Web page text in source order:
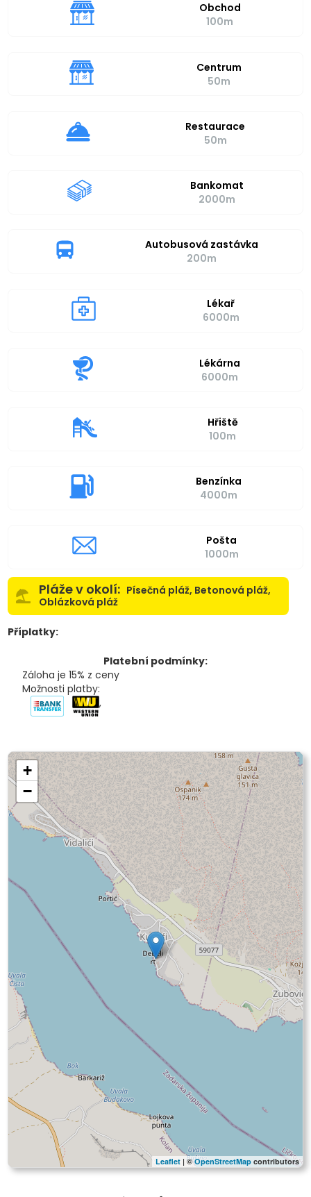
Obchod
100m
Centrum
50m
Restaurace
50m
Bankomat
2000m
Autobusová zastávka
200m
Lékař
6000m
Lékárna
6000m
Hřiště
100m
Benzínka
4000m
Pošta
1000m
Pláže v okolí: Písečná pláž, Betonová pláž,
Oblázková pláž
Příplatky:
Platební podmínky:
Záloha je 15% z ceny
Možnosti platby:
,
+
−
Leaflet | ©OpenStreetMap contributors